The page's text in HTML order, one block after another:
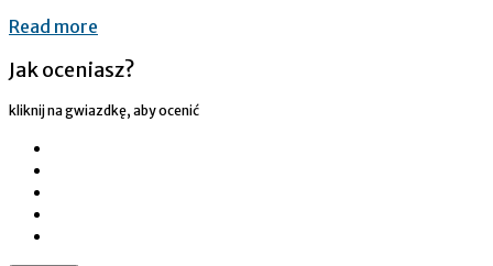
Read more
Jak oceniasz?
kliknij na gwiazdkę, aby ocenić